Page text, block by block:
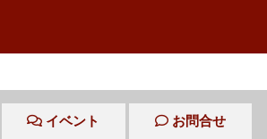
イベント お問合せ